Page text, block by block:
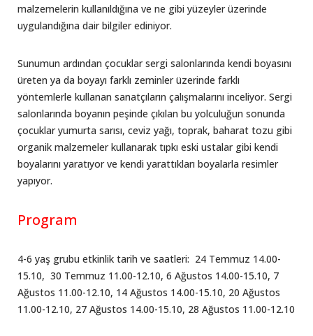
malzemelerin kullanıldığına ve ne gibi yüzeyler üzerinde
uygulandığına dair bilgiler ediniyor.
Sunumun ardından çocuklar sergi salonlarında kendi boyasını
üreten ya da boyayı farklı zeminler üzerinde farklı
yöntemlerle kullanan sanatçıların çalışmalarını inceliyor. Sergi
salonlarında boyanın peşinde çıkılan bu yolculuğun sonunda
çocuklar yumurta sarısı, ceviz yağı, toprak, baharat tozu gibi
organik malzemeler kullanarak tıpkı eski ustalar gibi kendi
boyalarını yaratıyor ve kendi yarattıkları boyalarla resimler
yapıyor.
Program
4-6 yaş grubu etkinlik tarih ve saatleri: 24 Temmuz 14.00-
15.10, 30 Temmuz 11.00-12.10, 6 Ağustos 14.00-15.10, 7
Ağustos 11.00-12.10, 14 Ağustos 14.00-15.10, 20 Ağustos
11.00-12.10, 27 Ağustos 14.00-15.10, 28 Ağustos 11.00-12.10